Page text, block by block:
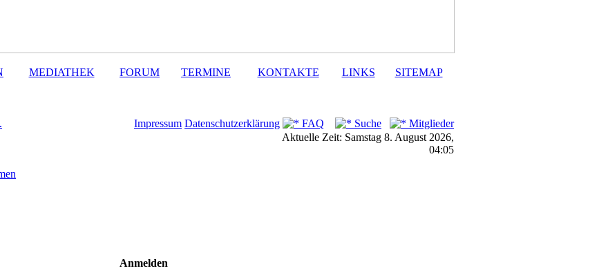
MEDIATHEK FORUM TERMINE KONTAKTE LINKS SITEMAP
Impressum Datenschutzerklärung FAQ Suche
Mitglieder
Aktuelle Zeit: Samstag 8. August 2026,
04:05
Anmelden